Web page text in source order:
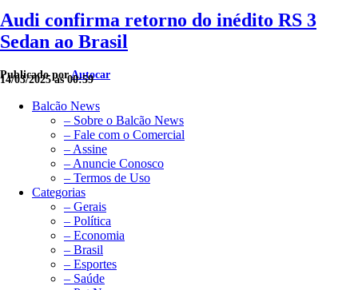
Audi confirma retorno do inédito RS 3
Sedan ao Brasil
Publicado porAutocar
14/03/2025 às 00:59
Balcão News
– Sobre o Balcão News
– Fale com o Comercial
– Assine
– Anuncie Conosco
– Termos de Uso
Categorias
– Gerais
– Política
– Economia
– Brasil
– Esportes
– Saúde